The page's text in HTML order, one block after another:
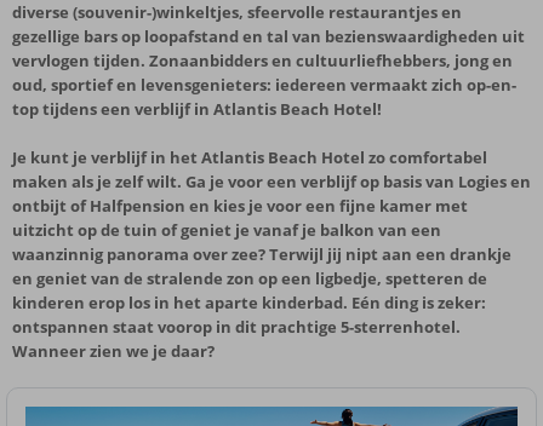
diverse (souvenir-)winkeltjes, sfeervolle restaurantjes en
gezellige bars op loopafstand en tal van bezienswaardigheden uit
vervlogen tijden. Zonaanbidders en cultuurliefhebbers, jong en
oud, sportief en levensgenieters: iedereen vermaakt zich op-en-
top tijdens een verblijf in Atlantis Beach Hotel!
Je kunt je verblijf in het Atlantis Beach Hotel zo comfortabel
maken als je zelf wilt. Ga je voor een verblijf op basis van Logies en
ontbijt of Halfpension en kies je voor een fijne kamer met
uitzicht op de tuin of geniet je vanaf je balkon van een
waanzinnig panorama over zee? Terwijl jij nipt aan een drankje
en geniet van de stralende zon op een ligbedje, spetteren de
kinderen erop los in het aparte kinderbad. Eén ding is zeker:
ontspannen staat voorop in dit prachtige 5-sterrenhotel.
Wanneer zien we je daar?